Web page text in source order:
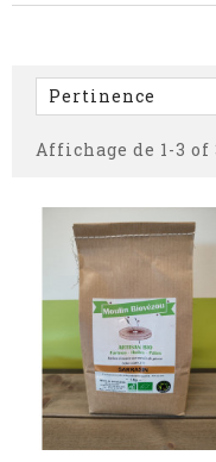
Pertinence
Affichage de 1-3
VOIR LES